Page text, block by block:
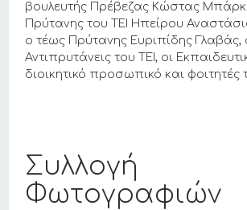
βουλευτής Πρέβεζας Κώστας
Πρύτανης του ΤΕΙ Ηπείρου
ο τέως Πρύτανης Ευριπίδης Γλαβάς,
Αντιπρυτάνεις του ΤΕΙ, οι
διοικητικό προσωπικό και φοιτητές
Συλλογή
Φωτογραφιών